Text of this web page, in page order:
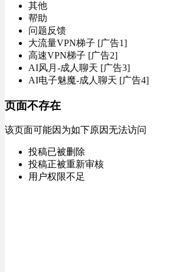
其他
帮助
问题反馈
大流量VPN梯子 [广告1]
高速VPN梯子 [广告2]
AI风月-成人聊天 [广告3]
AI电子魅魔-成人聊天 [广告4]
页面不存在
该页面可能因为如下原因无法访问
投稿已被删除
投稿正被重新审核
用户权限不足